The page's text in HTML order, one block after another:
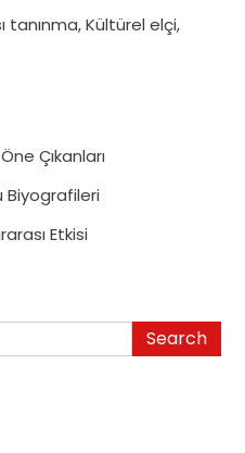
tanınma, Kültürel elçi,
Çıkanları
Biyografileri
Etkisi